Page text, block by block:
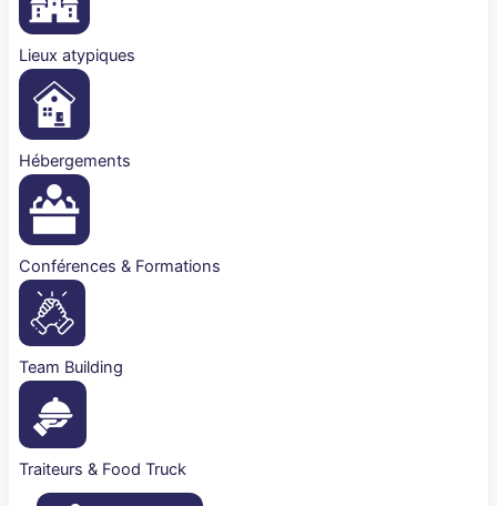
Lieux atypiques
Hébergements
Conférences & Formations
Team Building
Traiteurs & Food Truck